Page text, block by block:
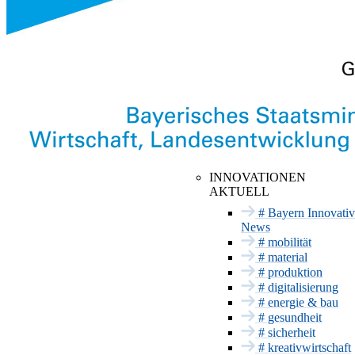
Material
Produktion
Digitalisierung
Energie & Bau
Gesundheit
Sicherheit
INNOVATIONSSERVICES
Hier findet Innovation statt
Anstehende
Termine
Vergangene
Termine
Messeauftritt mit
Bayern Innovativ
INNOVATIONEN
AKTUELL
# Bayern Innovativ
News
# mobilität
# material
# produktion
# digitalisierung
# energie & bau
# gesundheit
# sicherheit
# kreativwirtschaft